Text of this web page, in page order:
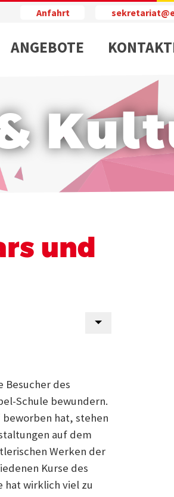
Anfahrt
ANGEBOTE
und
Besucher des
Schule bewundern.
beworben hat, stehen
auf dem
Werken der
Kurse des
hat wirklich viel zu